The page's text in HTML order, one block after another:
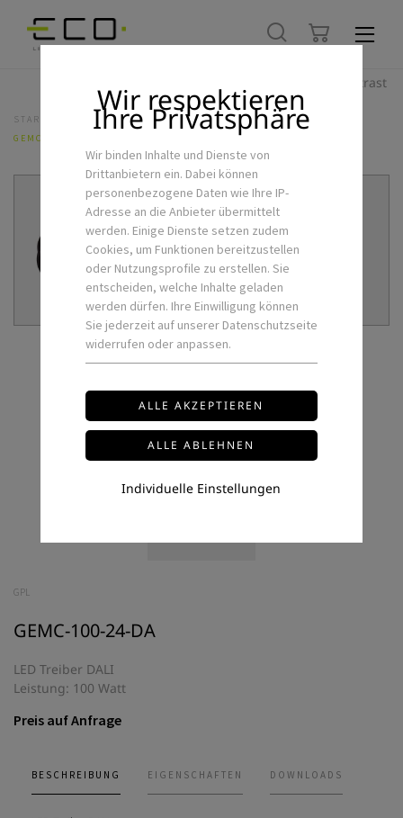
Hoher Kontrast
STARTSEITE LED-FLEXSTRIPS & ZUBEHÖR
NETZTEILE
GEMC-100-24-DA
GPL
GEMC-100-24-DA
LED Treiber DALI
Leistung: 100 Watt
Preis auf Anfrage
BESCHREIBUNG EIGENSCHAFTEN DOWNLOADS
Wir respektieren
Ihre Privatsphäre
Wir binden Inhalte und Dienste von
Drittanbietern ein. Dabei können
personenbezogene Daten wie Ihre IP-
Adresse an die Anbieter übermittelt
werden. Einige Dienste setzen zudem
Cookies, um Funktionen bereitzustellen
oder Nutzungsprofile zu erstellen. Sie
entscheiden, welche Inhalte geladen
werden dürfen. Ihre Einwilligung können
Sie jederzeit auf unserer Datenschutzseite
widerrufen oder anpassen.
Individuelle Einstellungen